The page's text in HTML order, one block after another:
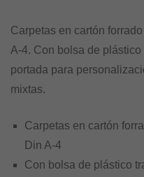
Carpetas en cartón
A-4. Con bolsa de
portada para
mixtas.
Carpetas en cartón
Din A-4
Con bolsa de plástico